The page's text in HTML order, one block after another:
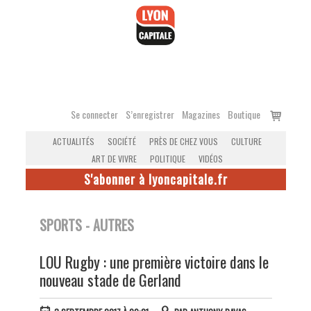
Se connecter S’enregistrer Magazines Boutique
Voir
ACTUALITÉS SOCIÉTÉ PRÈS DE CHEZ VOUS
CULTURE
ART DE VIVRE
POLITIQUE VIDÉOS
S'abonner à lyoncapitale.fr
SPORTS - AUTRES
LOU Rugby : une première victoire dans le
nouveau stade de Gerland